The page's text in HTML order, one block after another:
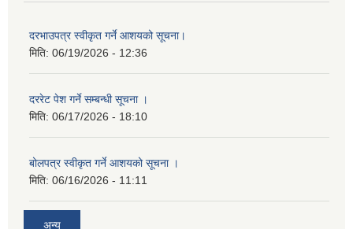
दरभाउपत्र स्वीकृत गर्ने आशयको सूचना।
मिति: 06/19/2026 - 12:36
दररेट पेश गर्ने सम्बन्धी सूचना ।
मिति: 06/17/2026 - 18:10
बोलपत्र स्वीकृत गर्ने आशयको सूचना ।
मिति: 06/16/2026 - 11:11
अन्य